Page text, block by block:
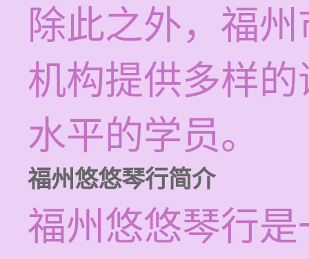
除此之外，福
机构提供多样
水平的学员。
福州悠悠琴行简介
福州悠悠琴行